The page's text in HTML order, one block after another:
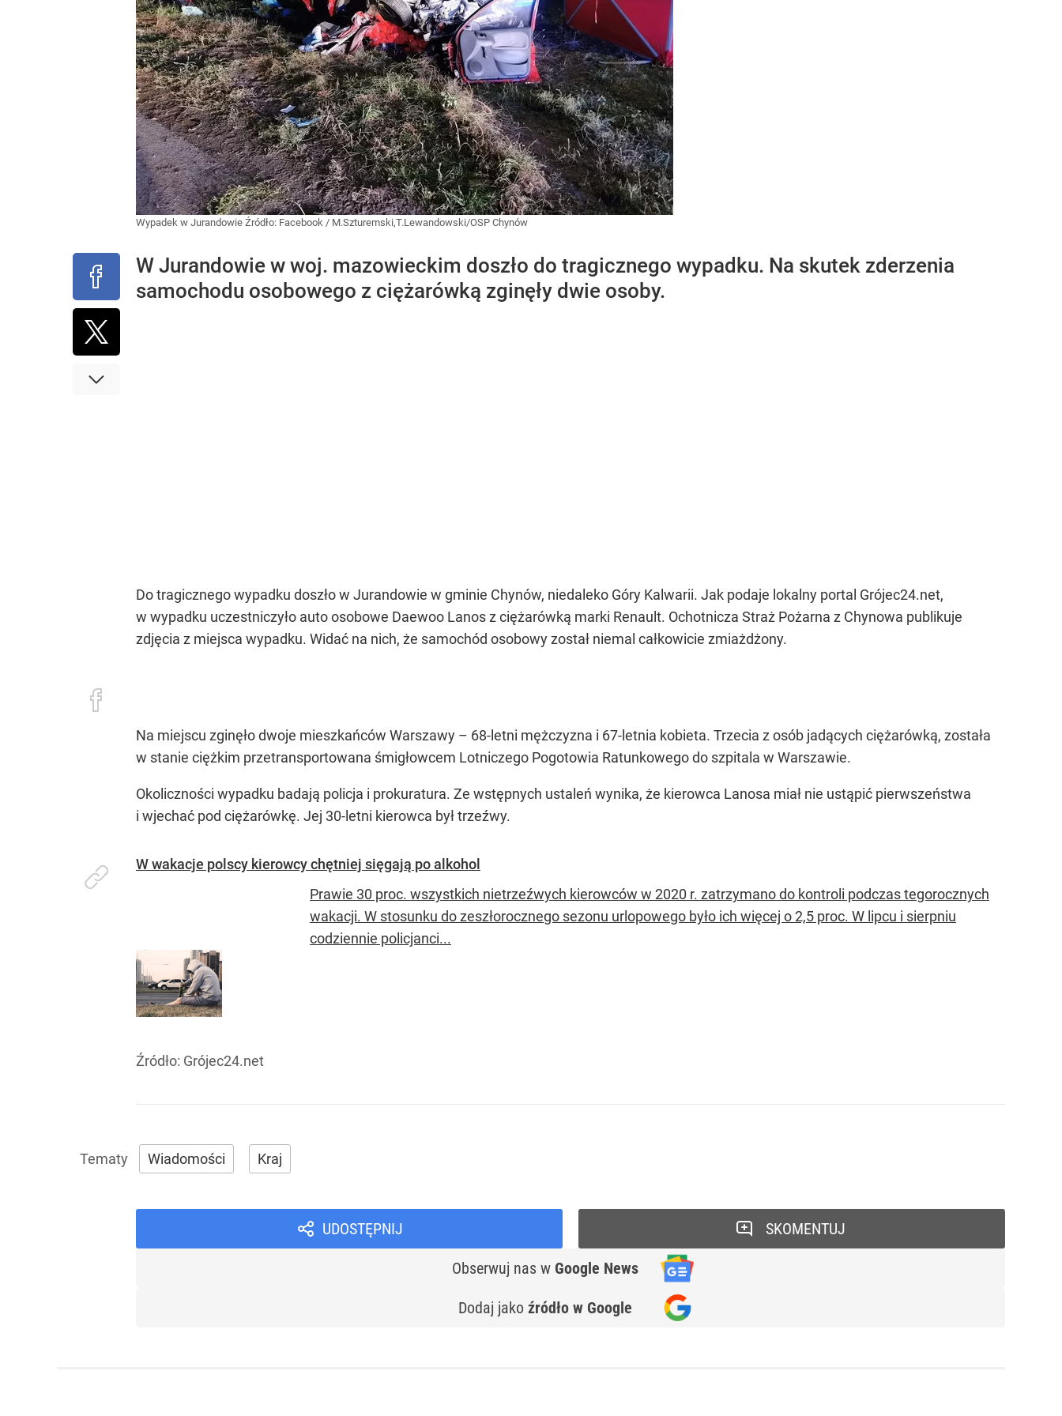
Wypadek w Jurandowie Źródło: Facebook / M.Szturemski,T.Lewandowski/OSP Chynów
W Jurandowie w woj. mazowieckim doszło do tragicznego wypadku. Na skutek zderzenia
samochodu osobowego z ciężarówką zginęły dwie osoby.
Do tragicznego wypadku doszło w Jurandowie w gminie Chynów, niedaleko Góry Kalwarii. Jak podaje lokalny portal Grójec24.net,
w wypadku uczestniczyło auto osobowe Daewoo Lanos z ciężarówką marki Renault. Ochotnicza Straż Pożarna z Chynowa publikuje
zdjęcia z miejsca wypadku. Widać na nich, że samochód osobowy został niemal całkowicie zmiażdżony.
Na miejscu zginęło dwoje mieszkańców Warszawy – 68-letni mężczyzna i 67-letnia kobieta. Trzecia z osób jadących ciężarówką, została
w stanie ciężkim przetransportowana śmigłowcem Lotniczego Pogotowia Ratunkowego do szpitala w Warszawie.
Okoliczności wypadku badają policja i prokuratura. Ze wstępnych ustaleń wynika, że kierowca Lanosa miał nie ustąpić pierwszeństwa
i wjechać pod ciężarówkę. Jej 30-letni kierowca był trzeźwy.
W wakacje polscy kierowcy chętniej sięgają po alkohol
Prawie 30 proc. wszystkich nietrzeźwych kierowców w 2020 r. zatrzymano do kontroli podczas tegorocznych
wakacji. W stosunku do zeszłorocznego sezonu urlopowego było ich więcej o 2,5 proc. W lipcu i sierpniu
codziennie policjanci...
Źródło: Grójec24.net
Wiadomości Kraj
UDOSTĘPNIJ
Obserwuj nas w Google News
Dodaj jako źródło w Google
SKOMENTUJ